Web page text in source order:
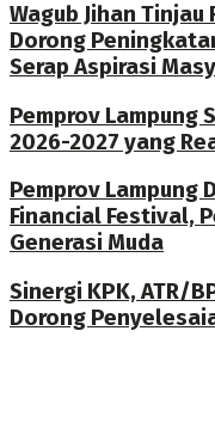
Wagub Jihan Tinjau
Dorong
Serap Aspirasi
Pemprov Lampung
2026-2027 yang
Pemprov Lampung
Financial Festival,
Generasi Muda
Sinergi KPK, ATR/
Dorong